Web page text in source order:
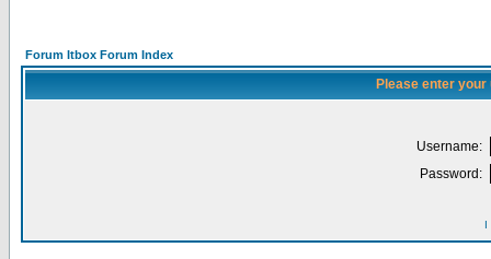
Forum Itbox Forum Index
Please enter
Username:
Password:
I